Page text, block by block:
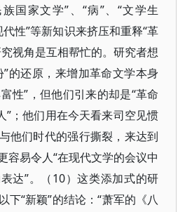
国家文学”、“病”、“文学生
代性”等新知识来挤压和重释“革
视角是互相帮忙的。研究者想
的还原，来增加革命文学本身
性”，但他们引来的却是“革命
”；他们用在今天看来司空见惯
他们时代的强行撕裂，来达到
容易令人“在现代文学的会议中
达”。（10）这类添加式的研
下“新颖”的结论：“萧军的《八